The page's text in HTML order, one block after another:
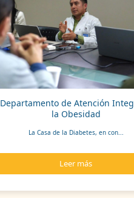
Departamento de Atención
la Obesidad
La Casa de la Diabetes, en con...
Leer más